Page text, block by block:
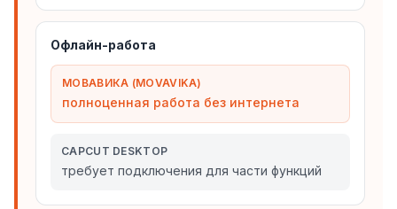
Офлайн-работа
МОВАВИКА (MOVAVIKA)
полноценная работа без интернета
CAPCUT DESKTOP
требует подключения для части функций